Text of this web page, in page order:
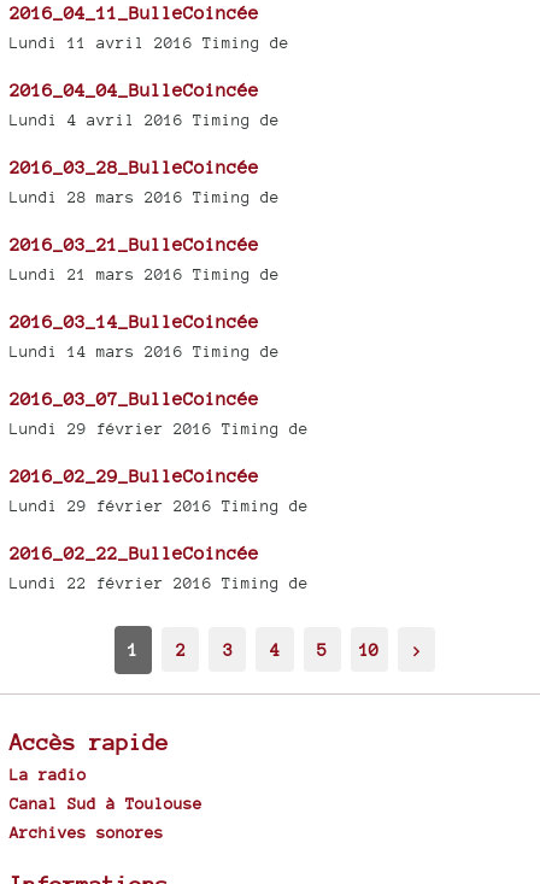
2016_04_11_BulleCoincée
Lundi 11 avril 2016 Timing de
2016_04_04_BulleCoincée
Lundi 4 avril 2016 Timing de
2016_03_28_BulleCoincée
Lundi 28 mars 2016 Timing de
2016_03_21_BulleCoincée
Lundi 21 mars 2016 Timing de
2016_03_14_BulleCoincée
Lundi 14 mars 2016 Timing de
2016_03_07_BulleCoincée
Lundi 29 février 2016 Timing de
2016_02_29_BulleCoincée
Lundi 29 février 2016 Timing de
2016_02_22_BulleCoincée
Lundi 22 février 2016 Timing de
1 2 3 4 5 10 >
Accès rapide
La radio
Canal Sud à Toulouse
Archives sonores